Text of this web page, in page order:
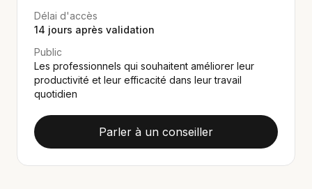
Délai d'accès
14 jours après validation
Public
Les professionnels qui souhaitent améliorer leur
productivité et leur efficacité dans leur travail
quotidien
Parler à un conseiller